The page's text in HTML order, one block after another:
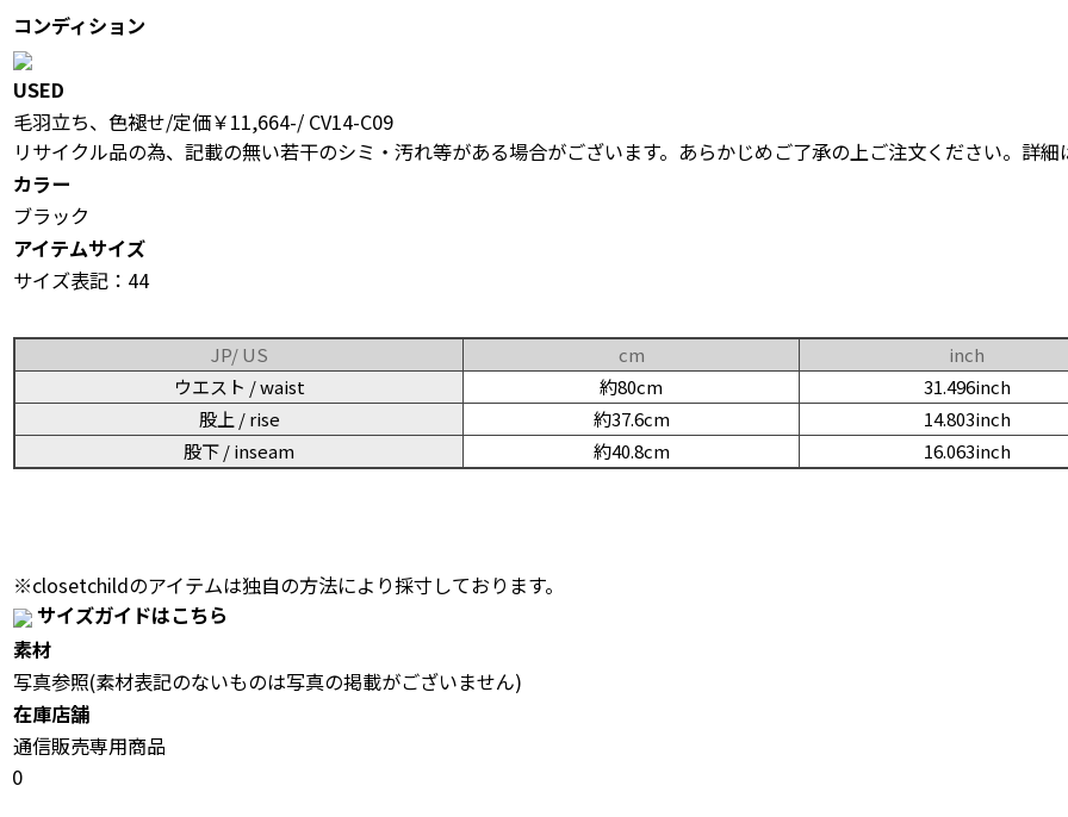
コンディション
USED
毛羽立ち、色褪せ/定価￥11,664-/ CV14-C09
リサイクル品の為、記載の無い若干のシミ・汚れ等がある場合がございます。あらかじめご了承の上ご注文ください。詳細
カラー
ブラック
アイテムサイズ
サイズ表記：44
JP/ US cm
inch
ウエスト / waist
約80cm
31.496inch
股上 / rise
約37.6cm
14.803inch
股下 / inseam
約40.8cm 16.063inch
※closetchildのアイテムは独自の方法により採寸しております。
サイズガイドはこちら
素材
写真参照(素材表記のないものは写真の掲載がございません)
在庫店舗
通信販売専用商品
0